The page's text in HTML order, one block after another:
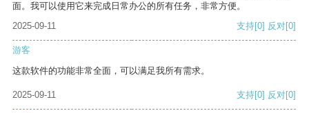
面。我可以使用它来完成日常办公的所有任务，非常方便。
2025-09-11
支持[0] 反对[0]
游客
这款软件的功能非常全面，可以满足我所有需求。
2025-09-11 支持[0] 反对[0]